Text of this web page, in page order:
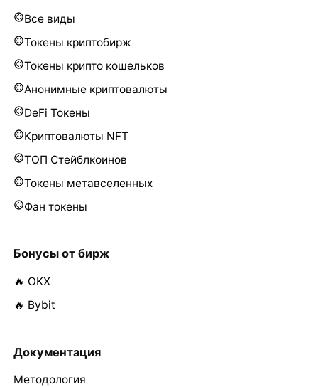
Все виды
Токены криптобирж
Токены крипто кошельков
Анонимные криптовалюты
DeFi Токены
Криптовалюты NFT
ТОП Стейблкоинов
Токены метавселенных
Фан токены
Бонусы от бирж
🔥 OKX
🔥 Bybit
Документация
Методология